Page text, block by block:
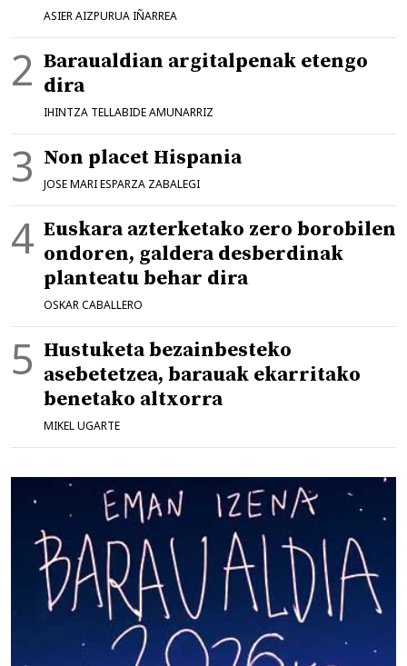
ASIER AIZPURUA IÑARREA
Baraualdian argitalpenak etengo
dira
IHINTZA TELLABIDE AMUNARRIZ
Non placet Hispania
JOSE MARI ESPARZA ZABALEGI
Euskara azterketako zero borobilen
ondoren, galdera desberdinak
planteatu behar dira
OSKAR CABALLERO
Hustuketa bezainbesteko
asebetetzea, barauak ekarritako
benetako altxorra
MIKEL UGARTE